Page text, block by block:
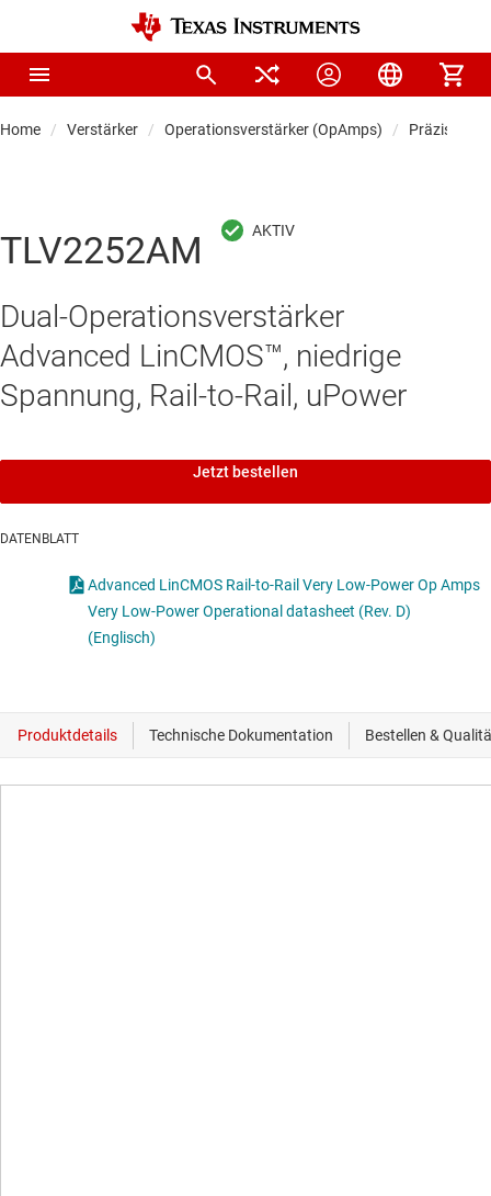
Home Verstärker Operationsverstärker (OpAmps)
TLV2252AM
Dual-Operationsverstärker
Advanced LinCMOS™, niedrige
Spannung, Rail-to-Rail, uPower
Jetzt bestellen
DATENBLATT
Advanced LinCMOS Rail-to-Rail Very Low-Power Op Amps
Very Low-Power Operational datasheet (Rev. D)
(Englisch)